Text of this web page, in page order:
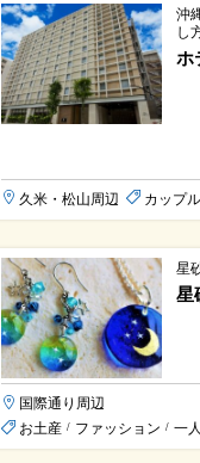
沖
し
ホ
久米・松山周辺 カップ
星
星
国際通り周辺
お土産 / ファッション / 一